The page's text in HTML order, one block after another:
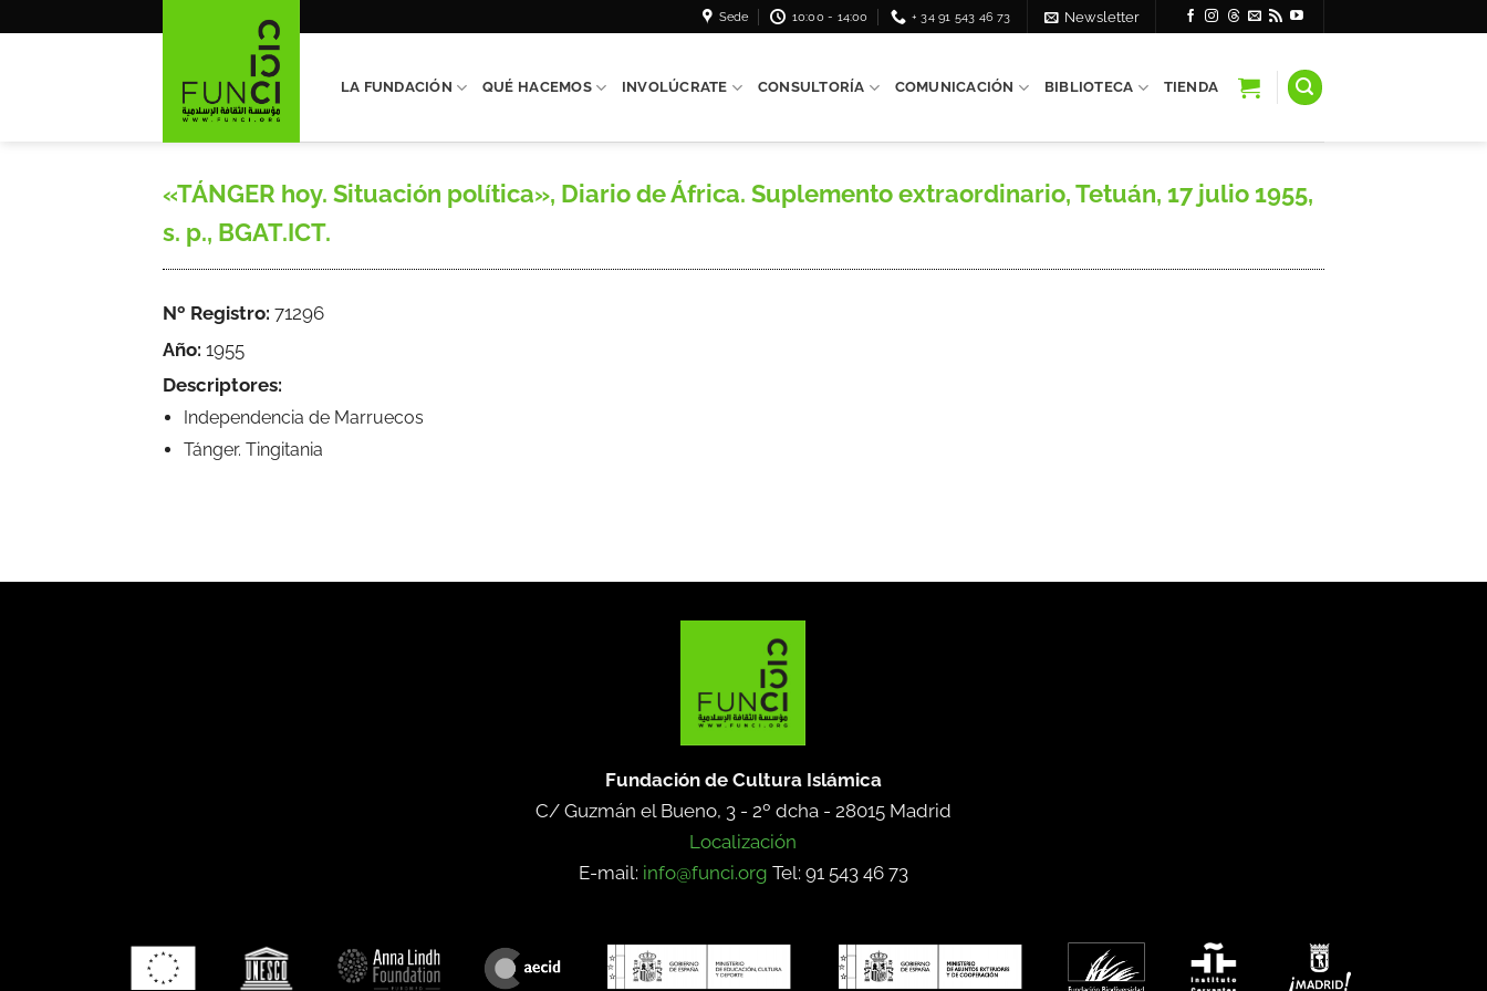
Sede 10:00 - 14:00 + 34 91 543 46 73 Newsletter
LA FUNDACIÓN QUÉ HACEMOS INVOLÚCRATE CONSULTORÍA COMUNICACIÓN BIBLIOTECA TIENDA
«TÁNGER hoy. Situación política», Diario de África. Suplemento extraordinario, Tetuán, 17 julio 1955,
s. p., BGAT.ICT.
Nº Registro: 71296
Año: 1955
Descriptores:
Independencia de Marruecos
Tánger. Tingitania
Fundación de Cultura Islámica
C/ Guzmán el Bueno, 3 - 2º dcha - 28015 Madrid
Localización
E-mail: info@funci.org Tel: 91 543 46 73